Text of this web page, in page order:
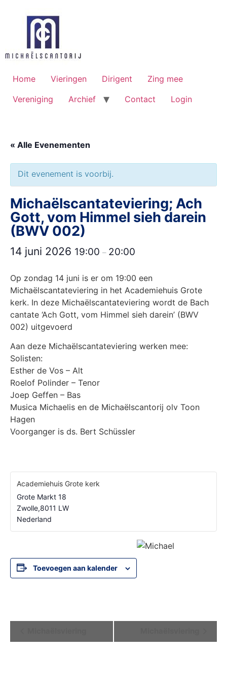
Home Vieringen Dirigent
Zing mee
Vereniging
Archief Contact Login
« Alle Evenementen
Dit evenement is voorbij.
Michaëlscantateviering; Ach
Gott, vom Himmel sieh darein
(BWV 002)
14 juni 2026 19:00 – 20:00
Op zondag 14 juni is er om 19:00 een
Michaëlscantateviering in het Academiehuis Grote
kerk. In deze Michaëlscantateviering wordt de Bach
cantate ‘Ach Gott, vom Himmel sieh darein’ (BWV
002) uitgevoerd
Aan deze Michaëlscantateviering werken mee:
Solisten:
Esther de Vos – Alt
Roelof Polinder – Tenor
Joep Geffen – Bas
Musica Michaelis en de Michaëlscantorij olv Toon
Hagen
Voorganger is ds. Bert Schüssler
Academiehuis Grote kerk
Grote Markt 18
Zwolle,8011 LW
Nederland
Toevoegen aan kalender
Navigatie